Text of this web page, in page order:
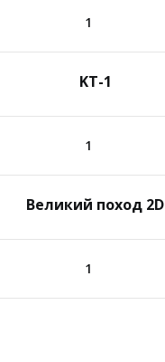
1
KT-1
1
Великий поход 2D
1